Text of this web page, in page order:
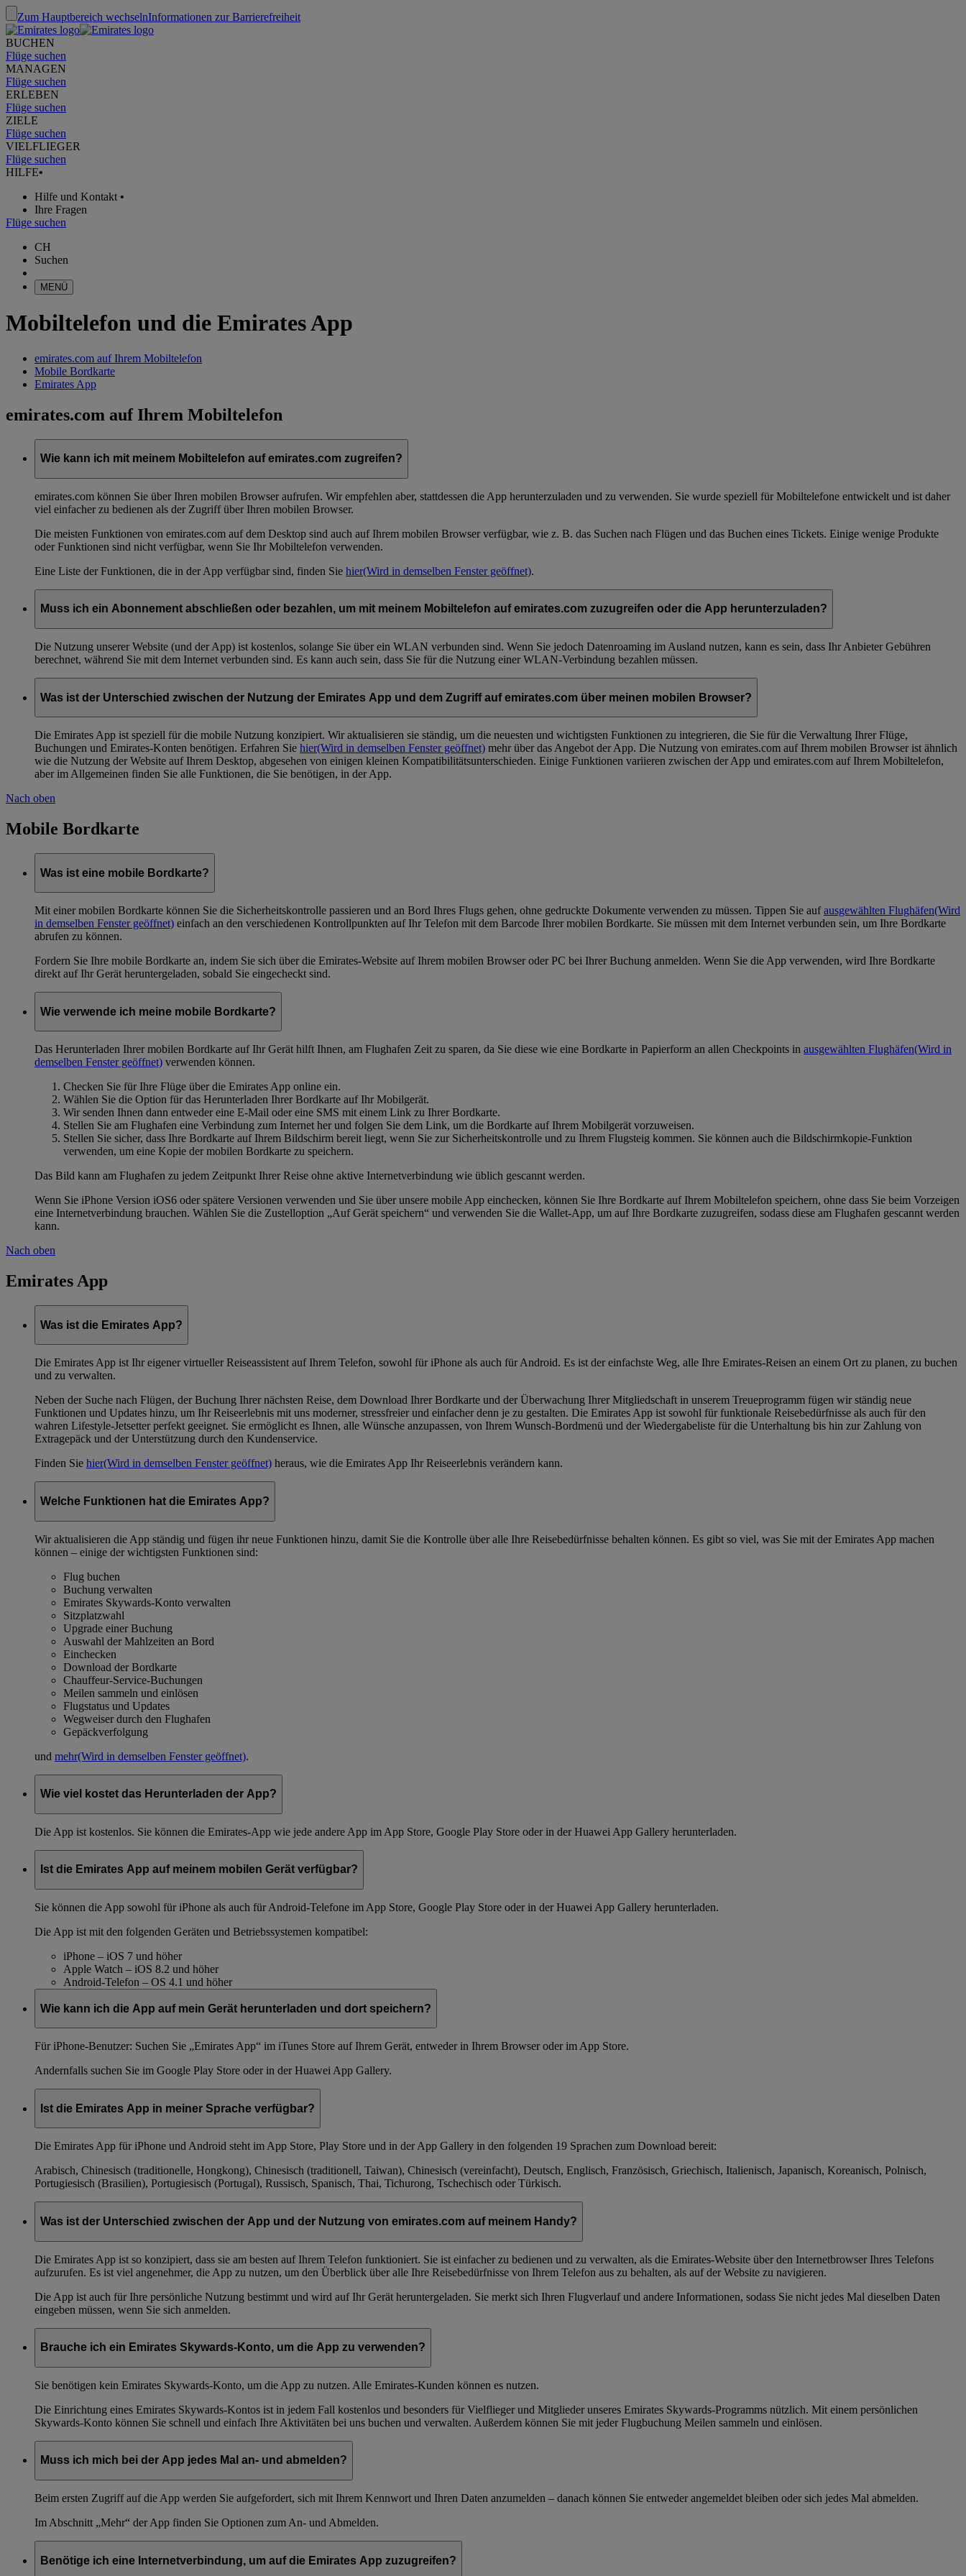
Zum Hauptbereich wechselnInformationen zur Barrierefreiheit
BUCHEN
Flüge suchen
MANAGEN
Flüge suchen
ERLEBEN
Flüge suchen
ZIELE
Flüge suchen
VIELFLIEGER
Flüge suchen
HILFE•
Hilfe und Kontakt •
Ihre Fragen
Flüge suchen
CH
Suchen
MENÜ
Mobiltelefon und die Emirates App
emirates.com auf Ihrem Mobiltelefon
Mobile Bordkarte
Emirates App
emirates.com auf Ihrem Mobiltelefon
Wie kann ich mit meinem Mobiltelefon auf emirates.com zugreifen?
emirates.com können Sie über Ihren mobilen Browser aufrufen. Wir empfehlen aber, stattdessen die App herunterzuladen und zu verwenden. Sie wurde speziell für Mobiltelefone entwickelt und ist daher
viel einfacher zu bedienen als der Zugriff über Ihren mobilen Browser.
Die meisten Funktionen von emirates.com auf dem Desktop sind auch auf Ihrem mobilen Browser verfügbar, wie z. B. das Suchen nach Flügen und das Buchen eines Tickets. Einige wenige Produkte
oder Funktionen sind nicht verfügbar, wenn Sie Ihr Mobiltelefon verwenden.
Eine Liste der Funktionen, die in der App verfügbar sind, finden Sie hier(Wird in demselben Fenster geöffnet).
Muss ich ein Abonnement abschließen oder bezahlen, um mit meinem Mobiltelefon auf emirates.com zuzugreifen oder die App herunterzuladen?
Die Nutzung unserer Website (und der App) ist kostenlos, solange Sie über ein WLAN verbunden sind. Wenn Sie jedoch Datenroaming im Ausland nutzen, kann es sein, dass Ihr Anbieter Gebühren
berechnet, während Sie mit dem Internet verbunden sind. Es kann auch sein, dass Sie für die Nutzung einer WLAN-Verbindung bezahlen müssen.
Was ist der Unterschied zwischen der Nutzung der Emirates App und dem Zugriff auf emirates.com über meinen mobilen Browser?
Die Emirates App ist speziell für die mobile Nutzung konzipiert. Wir aktualisieren sie ständig, um die neuesten und wichtigsten Funktionen zu integrieren, die Sie für die Verwaltung Ihrer Flüge,
Buchungen und Emirates-Konten benötigen. Erfahren Sie hier(Wird in demselben Fenster geöffnet) mehr über das Angebot der App. Die Nutzung von emirates.com auf Ihrem mobilen Browser ist ähnlich
wie die Nutzung der Website auf Ihrem Desktop, abgesehen von einigen kleinen Kompatibilitätsunterschieden. Einige Funktionen variieren zwischen der App und emirates.com auf Ihrem Mobiltelefon,
aber im Allgemeinen finden Sie alle Funktionen, die Sie benötigen, in der App.
Nach oben
Mobile Bordkarte
Was ist eine mobile Bordkarte?
Mit einer mobilen Bordkarte können Sie die Sicherheitskontrolle passieren und an Bord Ihres Flugs gehen, ohne gedruckte Dokumente verwenden zu müssen. Tippen Sie aufausgewählten Flughäfen(Wird
in demselben Fenster geöffnet) einfach an den verschiedenen Kontrollpunkten auf Ihr Telefon mit dem Barcode Ihrer mobilen Bordkarte. Sie müssen mit dem Internet verbunden sein, um Ihre Bordkarte
abrufen zu können.
Fordern Sie Ihre mobile Bordkarte an, indem Sie sich über die Emirates-Website auf Ihrem mobilen Browser oder PC bei Ihrer Buchung anmelden. Wenn Sie die App verwenden, wird Ihre Bordkarte
direkt auf Ihr Gerät heruntergeladen, sobald Sie eingecheckt sind.
Wie verwende ich meine mobile Bordkarte?
Das Herunterladen Ihrer mobilen Bordkarte auf Ihr Gerät hilft Ihnen, am Flughafen Zeit zu sparen, da Sie diese wie eine Bordkarte in Papierform an allen Checkpoints in ausgewählten Flughäfen(Wird in
demselben Fenster geöffnet) verwenden können.
Checken Sie für Ihre Flüge über die Emirates App online ein.
Wählen Sie die Option für das Herunterladen Ihrer Bordkarte auf Ihr Mobilgerät.
Wir senden Ihnen dann entweder eine E-Mail oder eine SMS mit einem Link zu Ihrer Bordkarte.
Stellen Sie am Flughafen eine Verbindung zum Internet her und folgen Sie dem Link, um die Bordkarte auf Ihrem Mobilgerät vorzuweisen.
Stellen Sie sicher, dass Ihre Bordkarte auf Ihrem Bildschirm bereit liegt, wenn Sie zur Sicherheitskontrolle und zu Ihrem Flugsteig kommen. Sie können auch die Bildschirmkopie-Funktion
verwenden, um eine Kopie der mobilen Bordkarte zu speichern.
Das Bild kann am Flughafen zu jedem Zeitpunkt Ihrer Reise ohne aktive Internetverbindung wie üblich gescannt werden.
Wenn Sie iPhone Version iOS6 oder spätere Versionen verwenden und Sie über unsere mobile App einchecken, können Sie Ihre Bordkarte auf Ihrem Mobiltelefon speichern, ohne dass Sie beim Vorzeigen
eine Internetverbindung brauchen. Wählen Sie die Zustelloption „Auf Gerät speichern“ und verwenden Sie die Wallet-App, um auf Ihre Bordkarte zuzugreifen, sodass diese am Flughafen gescannt werden
kann.
Nach oben
Emirates App
Was ist die Emirates App?
Die Emirates App ist Ihr eigener virtueller Reiseassistent auf Ihrem Telefon, sowohl für iPhone als auch für Android. Es ist der einfachste Weg, alle Ihre Emirates-Reisen an einem Ort zu planen, zu buchen
und zu verwalten.
Neben der Suche nach Flügen, der Buchung Ihrer nächsten Reise, dem Download Ihrer Bordkarte und der Überwachung Ihrer Mitgliedschaft in unserem Treueprogramm fügen wir ständig neue
Funktionen und Updates hinzu, um Ihr Reiseerlebnis mit uns moderner, stressfreier und einfacher denn je zu gestalten. Die Emirates App ist sowohl für funktionale Reisebedürfnisse als auch für den
wahren Lifestyle-Jetsetter perfekt geeignet. Sie ermöglicht es Ihnen, alle Wünsche anzupassen, von Ihrem Wunsch-Bordmenü und der Wiedergabeliste für die Unterhaltung bis hin zur Zahlung von
Extragepäck und der Unterstützung durch den Kundenservice.
Finden Sie hier(Wird in demselben Fenster geöffnet) heraus, wie die Emirates App Ihr Reiseerlebnis verändern kann.
Welche Funktionen hat die Emirates App?
Wir aktualisieren die App ständig und fügen ihr neue Funktionen hinzu, damit Sie die Kontrolle über alle Ihre Reisebedürfnisse behalten können. Es gibt so viel, was Sie mit der Emirates App machen
können – einige der wichtigsten Funktionen sind:
Flug buchen
Buchung verwalten
Emirates Skywards-Konto verwalten
Sitzplatzwahl
Upgrade einer Buchung
Auswahl der Mahlzeiten an Bord
Einchecken
Download der Bordkarte
Chauffeur-Service-Buchungen
Meilen sammeln und einlösen
Flugstatus und Updates
Wegweiser durch den Flughafen
Gepäckverfolgung
und mehr(Wird in demselben Fenster geöffnet).
Wie viel kostet das Herunterladen der App?
Die App ist kostenlos. Sie können die Emirates-App wie jede andere App im App Store, Google Play Store oder in der Huawei App Gallery herunterladen.
Ist die Emirates App auf meinem mobilen Gerät verfügbar?
Sie können die App sowohl für iPhone als auch für Android-Telefone im App Store, Google Play Store oder in der Huawei App Gallery herunterladen.
Die App ist mit den folgenden Geräten und Betriebssystemen kompatibel:
iPhone – iOS 7 und höher
Apple Watch – iOS 8.2 und höher
Android-Telefon – OS 4.1 und höher
Wie kann ich die App auf mein Gerät herunterladen und dort speichern?
Für iPhone-Benutzer: Suchen Sie „Emirates App“ im iTunes Store auf Ihrem Gerät, entweder in Ihrem Browser oder im App Store.
Andernfalls suchen Sie im Google Play Store oder in der Huawei App Gallery.
Ist die Emirates App in meiner Sprache verfügbar?
Die Emirates App für iPhone und Android steht im App Store, Play Store und in der App Gallery in den folgenden 19 Sprachen zum Download bereit:
Arabisch, Chinesisch (traditionelle, Hongkong), Chinesisch (traditionell, Taiwan), Chinesisch (vereinfacht), Deutsch, Englisch, Französisch, Griechisch, Italienisch, Japanisch, Koreanisch, Polnisch,
Portugiesisch (Brasilien), Portugiesisch (Portugal), Russisch, Spanisch, Thai, Tichurong, Tschechisch oder Türkisch.
Was ist der Unterschied zwischen der App und der Nutzung von emirates.com auf meinem Handy?
Die Emirates App ist so konzipiert, dass sie am besten auf Ihrem Telefon funktioniert. Sie ist einfacher zu bedienen und zu verwalten, als die Emirates-Website über den Internetbrowser Ihres Telefons
aufzurufen. Es ist viel angenehmer, die App zu nutzen, um den Überblick über alle Ihre Reisebedürfnisse von Ihrem Telefon aus zu behalten, als auf der Website zu navigieren.
Die App ist auch für Ihre persönliche Nutzung bestimmt und wird auf Ihr Gerät heruntergeladen. Sie merkt sich Ihren Flugverlauf und andere Informationen, sodass Sie nicht jedes Mal dieselben Daten
eingeben müssen, wenn Sie sich anmelden.
Brauche ich ein Emirates Skywards-Konto, um die App zu verwenden?
Sie benötigen kein Emirates Skywards-Konto, um die App zu nutzen. Alle Emirates-Kunden können es nutzen.
Die Einrichtung eines Emirates Skywards-Kontos ist in jedem Fall kostenlos und besonders für Vielflieger und Mitglieder unseres Emirates Skywards-Programms nützlich. Mit einem persönlichen
Skywards-Konto können Sie schnell und einfach Ihre Aktivitäten bei uns buchen und verwalten. Außerdem können Sie mit jeder Flugbuchung Meilen sammeln und einlösen.
Muss ich mich bei der App jedes Mal an- und abmelden?
Beim ersten Zugriff auf die App werden Sie aufgefordert, sich mit Ihrem Kennwort und Ihren Daten anzumelden – danach können Sie entweder angemeldet bleiben oder sich jedes Mal abmelden.
Im Abschnitt „Mehr“ der App finden Sie Optionen zum An- und Abmelden.
Benötige ich eine Internetverbindung, um auf die Emirates App zuzugreifen?